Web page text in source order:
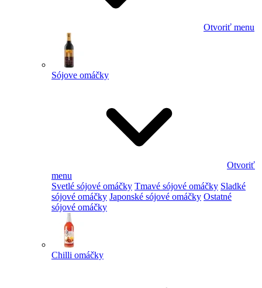
Otvoriť menu
Sójove omáčky
Otvoriť
menu
Svetlé sójové omáčky Tmavé sójové omáčky Sladké
sójové omáčky Japonské sójové omáčky Ostatné
sójové omáčky
Chilli omáčky